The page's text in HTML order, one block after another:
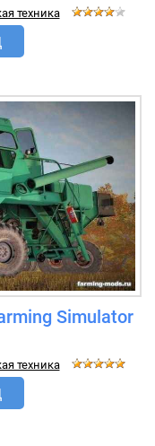
техника
Simulator
техника